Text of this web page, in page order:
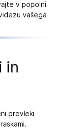
v popolni
vašega
in
prevleki